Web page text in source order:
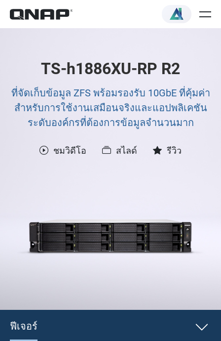
TS-h1886XU-RP R2
ที่จัดเก็บข้อมูล ZFS พร้อมรองรับ 10GbE ที่คุ้มค่า
สำหรับการใช้งานเสมือนจริงและแอปพลิเคชัน
ระดับองค์กรที่ต้องการข้อมูลจำนวนมาก
ชมวิดีโอ สไลด์ รีวิว
ฟีเจอร์